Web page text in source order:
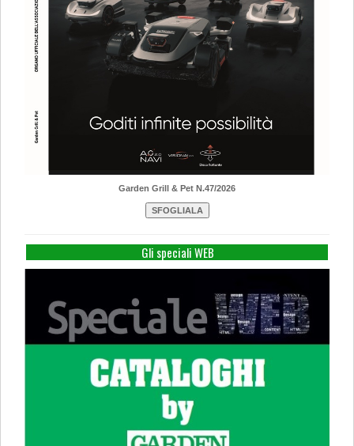
Garden Grill & Pet N.47/2026
Gli speciali WEB